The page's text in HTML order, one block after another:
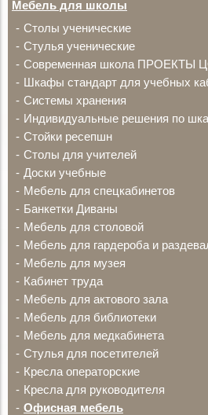
Мебель для школы
Столы ученические
Стулья ученические
Современная школа ПРОЕКТЫ
Шкафы стандарт для учебных
Системы хранения
Индивидуальные решения по
Стойки ресепшн
Столы для учителей
Доски учебные
Мебель для спецкабинетов
Банкетки Диваны
Мебель для столовой
Мебель для гардероба и
Мебель для музея
Кабинет труда
Мебель для актового зала
Мебель для библиотеки
Мебель для медкабинета
Стулья для посетителей
Кресла операторские
Кресла для руководителя
Офисная мебель